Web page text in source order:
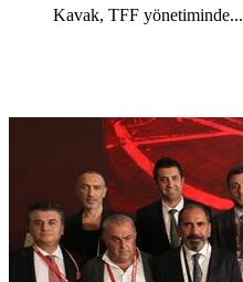
Kavak, TFF yönetiminde...